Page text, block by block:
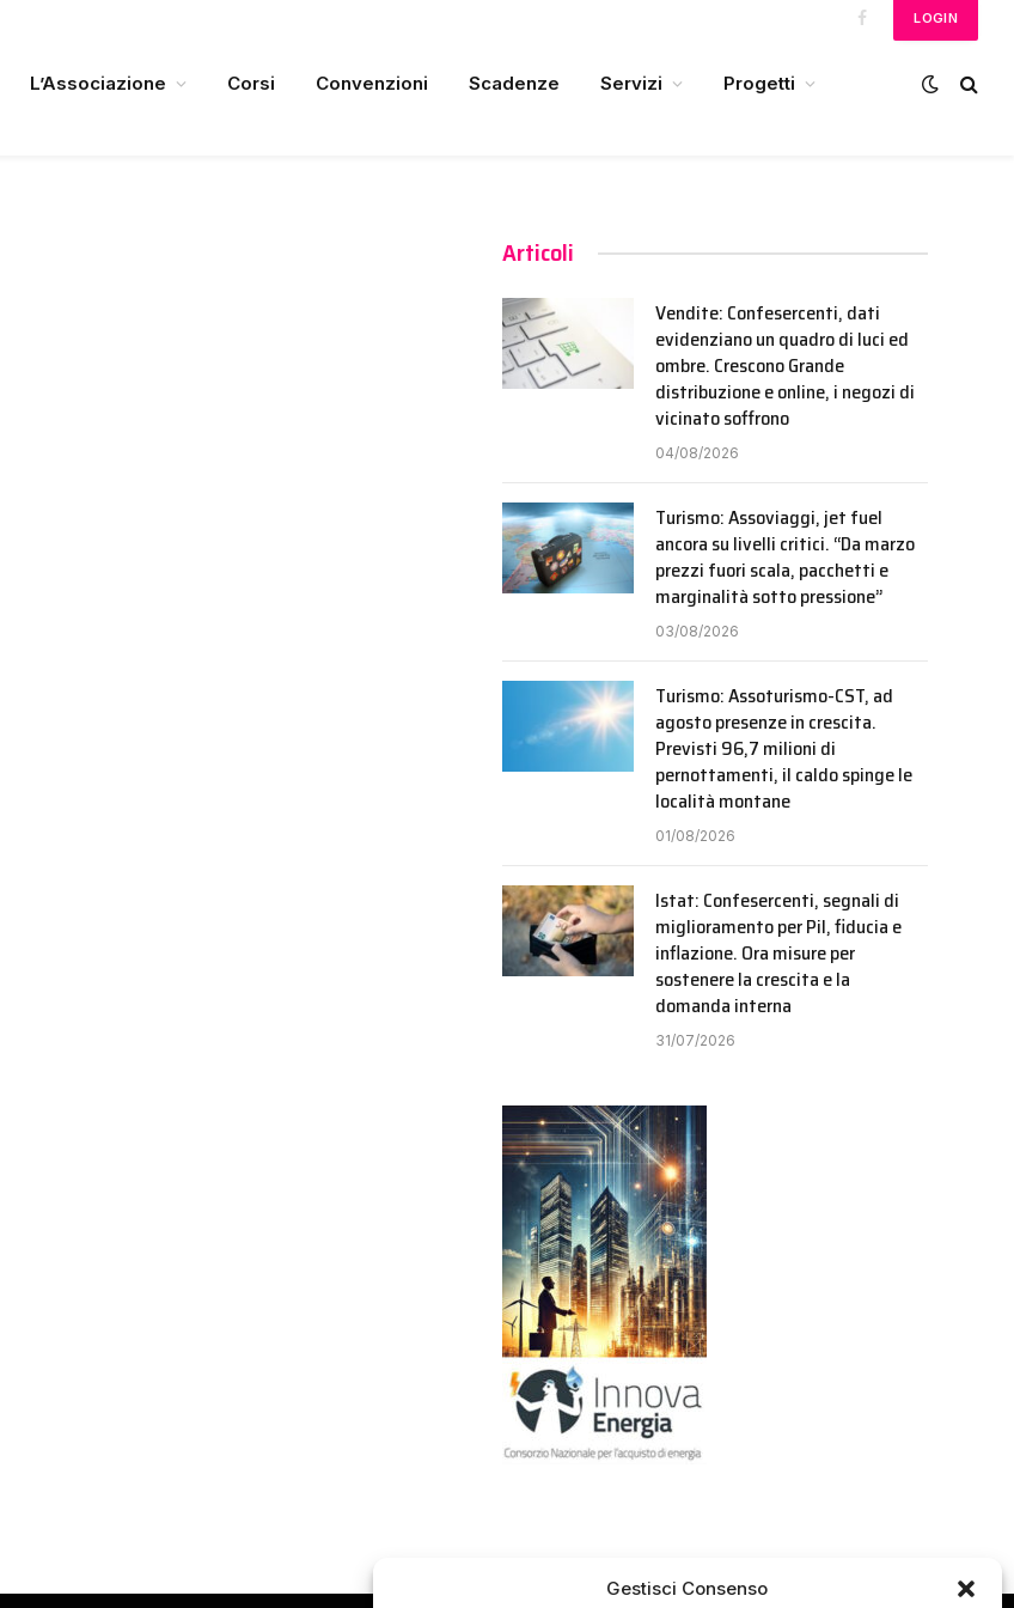
Gestisci Consenso
Facebook
LOGIN
L’Associazione Corsi Convenzioni Scadenze Servizi Progetti
Articoli
Vendite: Confesercenti, dati
evidenziano un quadro di luci ed
ombre. Crescono Grande
distribuzione e online, i negozi di
vicinato soffrono
04/08/2026
Turismo: Assoviaggi, jet fuel
ancora su livelli critici. “Da marzo
prezzi fuori scala, pacchetti e
marginalità sotto pressione”
03/08/2026
Turismo: Assoturismo-CST, ad
agosto presenze in crescita.
Previsti 96,7 milioni di
pernottamenti, il caldo spinge le
località montane
01/08/2026
Istat: Confesercenti, segnali di
miglioramento per Pil, fiducia e
inflazione. Ora misure per
sostenere la crescita e la
domanda interna
31/07/2026